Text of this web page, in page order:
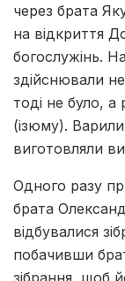
через брата
на відкриття
богослужінь.
здійснювали
тоді не було, а
(ізюму).
виготовляли
Одного разу
брата
відбувалися
побачивши
зібрання, щоб